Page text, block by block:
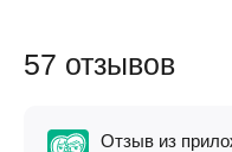
57 отзывов
Отзыв из